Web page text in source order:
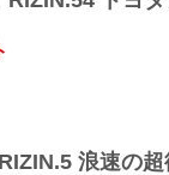
浪速の超